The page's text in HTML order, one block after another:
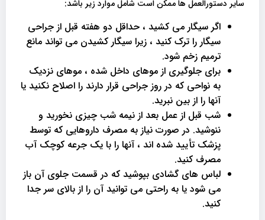
سایر دستورالعمل ها ممکن است شامل موارد زیر باشد:
اگر سیگار می کشید ، حداقل دو هفته قبل از جراحی
سیگار را ترک کنید ، زیرا سیگار کشیدن می تواند مانع
ترمیم زخم شود.
برای جلوگیری از موهای داخل شده ، موهای نزدیک
به نواحی که در روز جراحی قرار دارند را اصلاح نکنید یا
آنها را از بین نبرید.
شب قبل از عمل بعد از نیمه شب چیزی نخورید و
ننوشید. در صورت نیاز به مصرف داروهایی که توسط
پزشک تأیید شده اند ، آنها را با یک جرعه کوچک آب
مصرف کنید.
لباس های گشادی بپوشید که در قسمت جلوی آن باز
می شود یا به راحتی می توانید آن را از بالای سر جدا
کنید.